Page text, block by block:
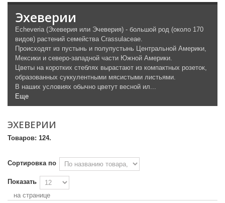
Эхеверии
Echeveria (Эхеверия или Эчеверия) - большой род (около 170
видов) растений семейства Crassulaceae.
Происходят из пустынь и полупустынь Центральной Америки,
Мексики и северо-западной части Южной Америки.
Цветы на коротких стеблях вырастают из компактных розеток,
образованных суккулентными мясистыми листьями.
В наших условиях обычно цветут весной ил...
Еще
ЭХЕВЕРИИ
Товаров: 124.
Сортировка по
Показать
на странице